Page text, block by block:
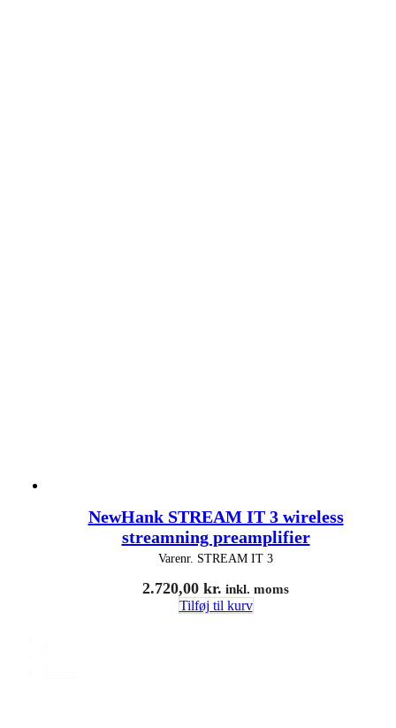
NewHank STREAM IT 3 wireless
streamning preamplifier
Varenr. STREAM IT 3
2.720,00 kr. inkl. moms
Tilføj til kurv